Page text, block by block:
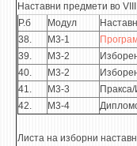
Наставни предмети во
Р.б
Модул
38.
М3-1
39.
М3-2
40.
М3-2
41.
М3-3
42.
М3-4
Листа на изборни